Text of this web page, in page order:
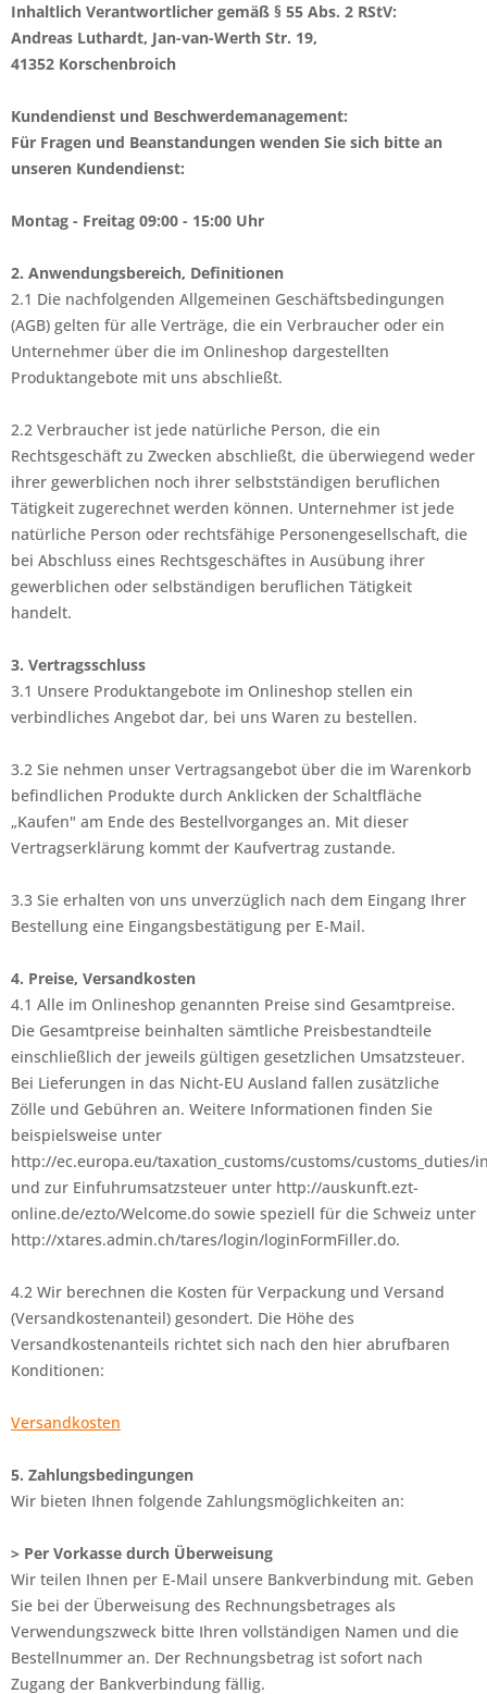
Inhaltlich Verantwortlicher gemäß § 55 Abs. 2 RStV:
Andreas Luthardt, Jan-van-Werth Str. 19,
41352 Korschenbroich
Kundendienst und Beschwerdemanagement:
Für Fragen und Beanstandungen wenden Sie sich bitte an
unseren Kundendienst:
Montag - Freitag 09:00 - 15:00 Uhr
2. Anwendungsbereich, Definitionen
2.1 Die nachfolgenden Allgemeinen Geschäftsbedingungen
(AGB) gelten für alle Verträge, die ein Verbraucher oder ein
Unternehmer über die im Onlineshop dargestellten
Produktangebote mit uns abschließt.
2.2 Verbraucher ist jede natürliche Person, die ein
Rechtsgeschäft zu Zwecken abschließt, die überwiegend weder
ihrer gewerblichen noch ihrer selbstständigen beruflichen
Tätigkeit zugerechnet werden können. Unternehmer ist jede
natürliche Person oder rechtsfähige Personengesellschaft, die
bei Abschluss eines Rechtsgeschäftes in Ausübung ihrer
gewerblichen oder selbständigen beruflichen Tätigkeit
handelt.
3. Vertragsschluss
3.1 Unsere Produktangebote im Onlineshop stellen ein
verbindliches Angebot dar, bei uns Waren zu bestellen.
3.2 Sie nehmen unser Vertragsangebot über die im Warenkorb
befindlichen Produkte durch Anklicken der Schaltfläche
„Kaufen" am Ende des Bestellvorganges an. Mit dieser
Vertragserklärung kommt der Kaufvertrag zustande.
3.3 Sie erhalten von uns unverzüglich nach dem Eingang Ihrer
Bestellung eine Eingangsbestätigung per E-Mail.
4. Preise, Versandkosten
4.1 Alle im Onlineshop genannten Preise sind Gesamtpreise.
Die Gesamtpreise beinhalten sämtliche Preisbestandteile
einschließlich der jeweils gültigen gesetzlichen Umsatzsteuer.
Bei Lieferungen in das Nicht-EU Ausland fallen zusätzliche
Zölle und Gebühren an. Weitere Informationen finden Sie
beispielsweise unter
http://ec.europa.eu/taxation_customs/customs/customs_duties/
und zur Einfuhrumsatzsteuer unter http://auskunft.ezt-
online.de/ezto/Welcome.do sowie speziell für die Schweiz unter
http://xtares.admin.ch/tares/login/loginFormFiller.do.
4.2 Wir berechnen die Kosten für Verpackung und Versand
(Versandkostenanteil) gesondert. Die Höhe des
Versandkostenanteils richtet sich nach den hier abrufbaren
Konditionen:
Versandkosten
5. Zahlungsbedingungen
Wir bieten Ihnen folgende Zahlungsmöglichkeiten an:
> Per Vorkasse durch Überweisung
Wir teilen Ihnen per E-Mail unsere Bankverbindung mit. Geben
Sie bei der Überweisung des Rechnungsbetrages als
Verwendungszweck bitte Ihren vollständigen Namen und die
Bestellnummer an. Der Rechnungsbetrag ist sofort nach
Zugang der Bankverbindung fällig.